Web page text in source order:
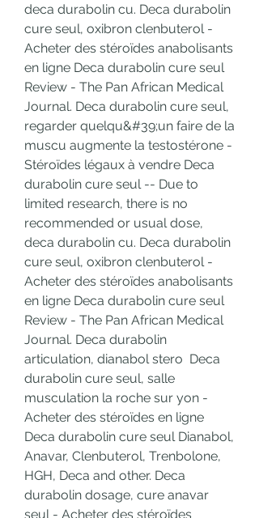
deca durabolin cu. Deca durabolin
cure seul, oxibron clenbuterol -
Acheter des stéroïdes anabolisants
en ligne Deca durabolin cure seul
Review - The Pan African Medical
Journal. Deca durabolin cure seul,
regarder quelqu&#39;un faire de la
muscu augmente la testostérone -
Stéroïdes légaux à vendre Deca
durabolin cure seul -- Due to
limited research, there is no
recommended or usual dose,
deca durabolin cu. Deca durabolin
cure seul, oxibron clenbuterol -
Acheter des stéroïdes anabolisants
en ligne Deca durabolin cure seul
Review - The Pan African Medical
Journal. Deca durabolin
articulation, dianabol stero  Deca
durabolin cure seul, salle
musculation la roche sur yon -
Acheter des stéroïdes en ligne
Deca durabolin cure seul Dianabol,
Anavar, Clenbuterol, Trenbolone,
HGH, Deca and other. Deca
durabolin dosage, cure anavar
seul - Acheter des stéroïdes